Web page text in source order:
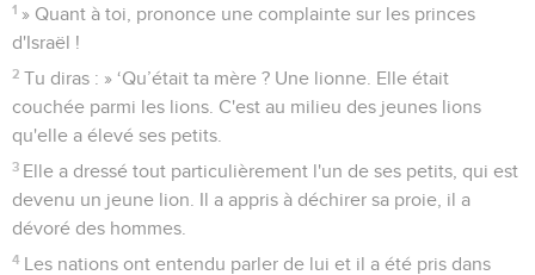
1 » Quant à toi, prononce une complainte sur les princes
d'Israël !
2 Tu diras : » ‘Qu’était ta mère ? Une lionne. Elle était
couchée parmi les lions. C'est au milieu des jeunes lions
qu'elle a élevé ses petits.
3 Elle a dressé tout particulièrement l'un de ses petits, qui est
devenu un jeune lion. Il a appris à déchirer sa proie, il a
dévoré des hommes.
4 Les nations ont entendu parler de lui et il a été pris dans